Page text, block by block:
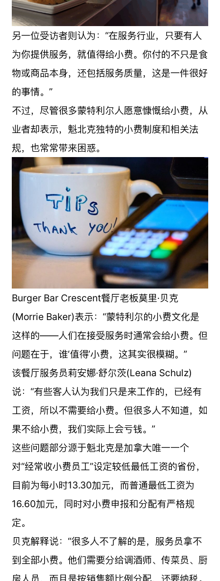
另一位受访者则认为：“在服务行业，只要有人
为你提供服务，就值得给小费。你付的不只是食
物或商品本身，还包括服务质量，这是一件很好
的事情。”
不过，尽管很多蒙特利尔人愿意慷慨给小费，从
业者却表示，魁北克独特的小费制度和相关法
规，也常常带来困惑。
Burger Bar Crescent餐厅老板莫里·贝克
(Morrie Baker)表示：“蒙特利尔的小费文化是
这样的——人们在接受服务时通常会给小费。但
问题在于，谁‘值得’小费，这其实很模糊。”
该餐厅服务员莉安娜·舒尔茨(Leana Schulz)
说：“有些客人认为我们只是来工作的，已经有
工资，所以不需要给小费。但很多人不知道，如
果不给小费，我们实际上会亏钱。”
这些问题部分源于魁北克是加拿大唯一一个
对“经常收小费员工”设定较低最低工资的省份，
目前为每小时13.30加元，而普通最低工资为
16.60加元，同时对小费申报和分配有严格规
定。
贝克解释说：“很多人不了解的是，服务员拿不
到全部小费。他们需要分给调酒师、传菜员、厨
房人员，而且是按销售额比例分配，还要纳税。